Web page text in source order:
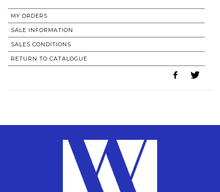
MY ORDERS
SALE INFORMATION
SALES CONDITIONS
RETURN TO CATALOGUE